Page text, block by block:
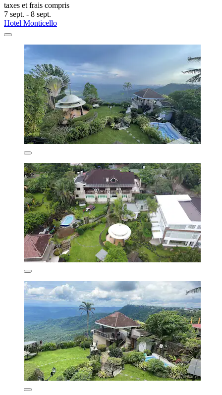
taxes et frais compris
7 sept. - 8 sept.
Hotel Monticello